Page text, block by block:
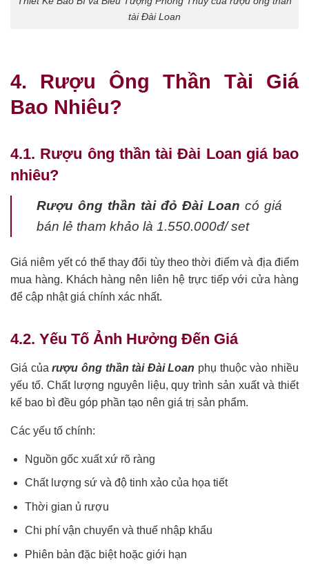
tài Đài Loan
4. Rượu Ông Thần Tài Giá
Bao Nhiêu?
4.1. Rượu ông thần tài Đài Loan giá bao
nhiêu?
Rượu ông thần tài đỏ Đài Loan có giá
bán lẻ tham khảo là 1.550.000đ/ set
Giá niêm yết có thể thay đổi tùy theo thời điểm và địa điểm
mua hàng. Khách hàng nên liên hệ trực tiếp với cửa hàng
để cập nhật giá chính xác nhất.
4.2. Yếu Tố Ảnh Hưởng Đến Giá
Giá củarượu ông thần tài Đài Loan phụ thuộc vào nhiều
yếu tố. Chất lượng nguyên liệu, quy trình sản xuất và thiết
kế bao bì đều góp phần tạo nên giá trị sản phẩm.
Các yếu tố chính:
Nguồn gốc xuất xứ rõ ràng
Chất lượng sứ và độ tinh xảo của họa tiết
Thời gian ủ rượu
Chi phí vận chuyển và thuế nhập khẩu
Phiên bản đặc biệt hoặc giới hạn